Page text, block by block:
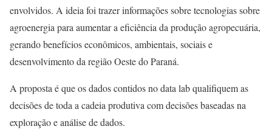
envolvidos. A ideia foi trazer informações sobre tecnologias sobre
agroenergia para aumentar a eficiência da produção agropecuária,
gerando benefícios econômicos, ambientais, sociais e
desenvolvimento da região Oeste do Paraná.
A proposta é que os dados contidos no data lab qualifiquem as
decisões de toda a cadeia produtiva com decisões baseadas na
exploração e análise de dados.